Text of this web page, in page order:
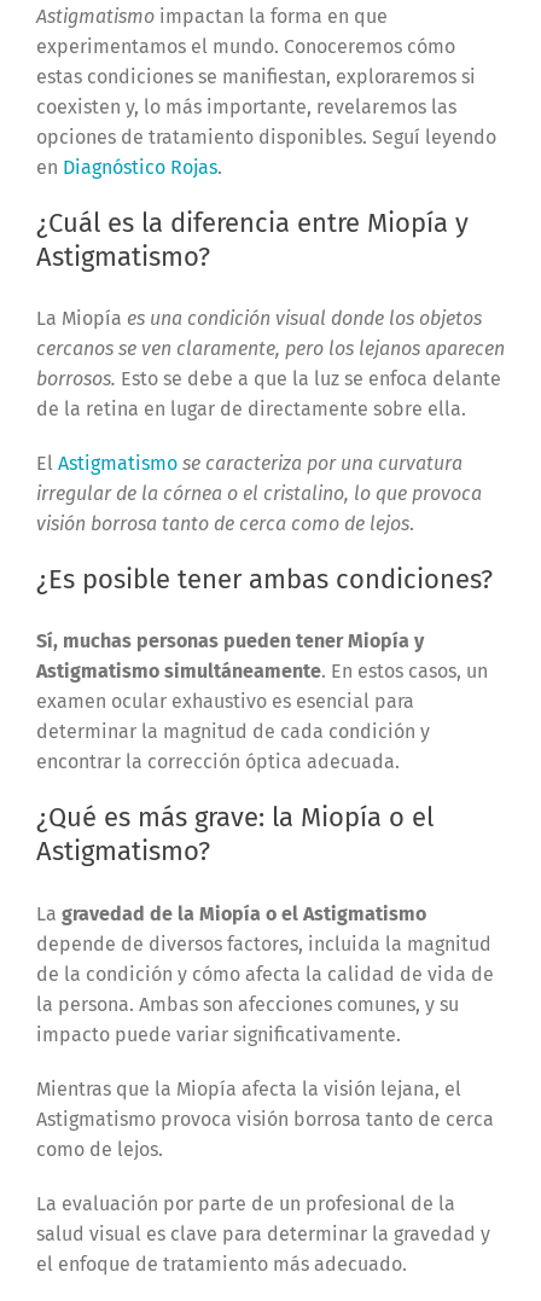
Astigmatismoimpactan la forma en que
experimentamos el mundo. Conoceremos cómo
estas condiciones se manifiestan, exploraremos si
coexisten y, lo más importante, revelaremos las
opciones de tratamiento disponibles. Seguí leyendo
en Diagnóstico Rojas.
¿Cuál es la diferencia entre Miopía y
Astigmatismo?
La Miopía es una condición visual donde los objetos
cercanos se ven claramente, pero los lejanos aparecen
borrosos. Esto se debe a que la luz se enfoca delante
de la retina en lugar de directamente sobre ella.
El Astigmatismo se caracteriza por una curvatura
irregular de la córnea o el cristalino, lo que provoca
visión borrosa tanto de cerca como de lejos.
¿Es posible tener ambas condiciones?
Sí, muchas personas pueden tener Miopía y
Astigmatismo simultáneamente. En estos casos, un
examen ocular exhaustivo es esencial para
determinar la magnitud de cada condición y
encontrar la corrección óptica adecuada.
¿Qué es más grave: la Miopía o el
Astigmatismo?
La gravedad de la Miopía o el Astigmatismo
depende de diversos factores, incluida la magnitud
de la condición y cómo afecta la calidad de vida de
la persona. Ambas son afecciones comunes, y su
impacto puede variar significativamente.
Mientras que la Miopía afecta la visión lejana, el
Astigmatismo provoca visión borrosa tanto de cerca
como de lejos.
La evaluación por parte de un profesional de la
salud visual es clave para determinar la gravedad y
el enfoque de tratamiento más adecuado.